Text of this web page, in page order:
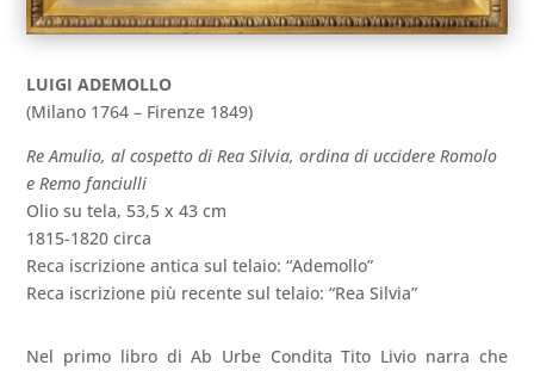
LUIGI ADEMOLLO
(Milano 1764 – Firenze 1849)
Re Amulio, al cospetto di Rea Silvia, ordina di uccidere Romolo
e Remo fanciulli
Olio su tela, 53,5 x 43 cm
1815-1820 circa
Reca iscrizione antica sul telaio: “Ademollo”
Reca iscrizione più recente sul telaio: “Rea Silvia”
Nel primo libro di Ab Urbe Condita Tito Livio narra che